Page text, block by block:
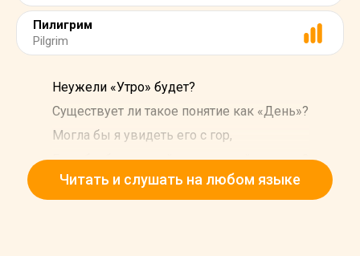
Пилигрим
Pilgrim
Неужели «Утро» будет?
Существует ли такое понятие как «День»?
Могла бы я увидеть его с гор,
Если бы была такой же высокой, как они?
Читать и слушать на любом языке